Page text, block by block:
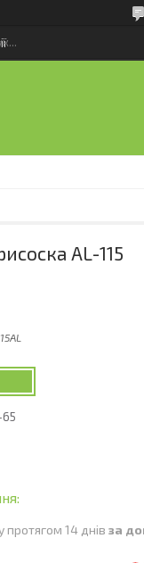
AL-115
протягом 14 днів за